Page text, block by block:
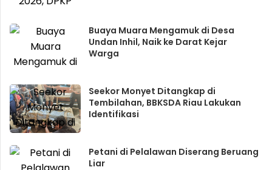
Buaya Muara Mengamuk di Desa
Undan Inhil, Naik ke Darat Kejar
Warga
Seekor Monyet Ditangkap di
Tembilahan, BBKSDA Riau Lakukan
Identifikasi
Petani di Pelalawan Diserang Beruang
Liar